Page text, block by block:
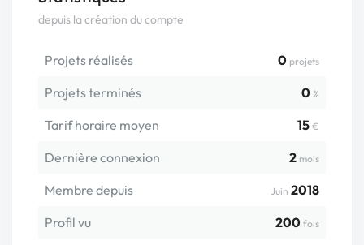
depuis la création du compte
Projets réalisés 0 projets
Projets terminés 0 %
Tarif horaire moyen 15 €
Dernière connexion 2 mois
Membre depuis Juin 2018
Profil vu
200 fois